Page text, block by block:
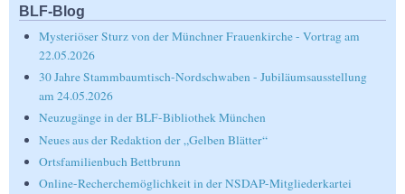
BLF-Blog
Mysteriöser Sturz von der Münchner Frauenkirche - Vortrag am
22.05.2026
30 Jahre Stammbaumtisch-Nordschwaben - Jubiläumsausstellung
am 24.05.2026
Neuzugänge in der BLF-Bibliothek München
Neues aus der Redaktion der „Gelben Blätter“
Ortsfamilienbuch Bettbrunn
Online-Recherchemöglichkeit in der NSDAP-Mitgliederkartei